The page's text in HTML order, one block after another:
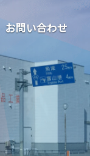
お問い合わせ